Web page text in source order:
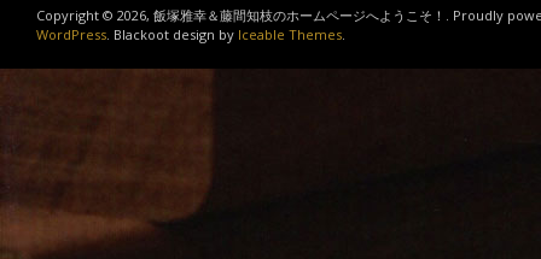
Copyright © 2026, 飯塚雅幸＆藤間知枝のホームページへようこそ！. Proudly
WordPress. Blackoot design by Iceable Themes.